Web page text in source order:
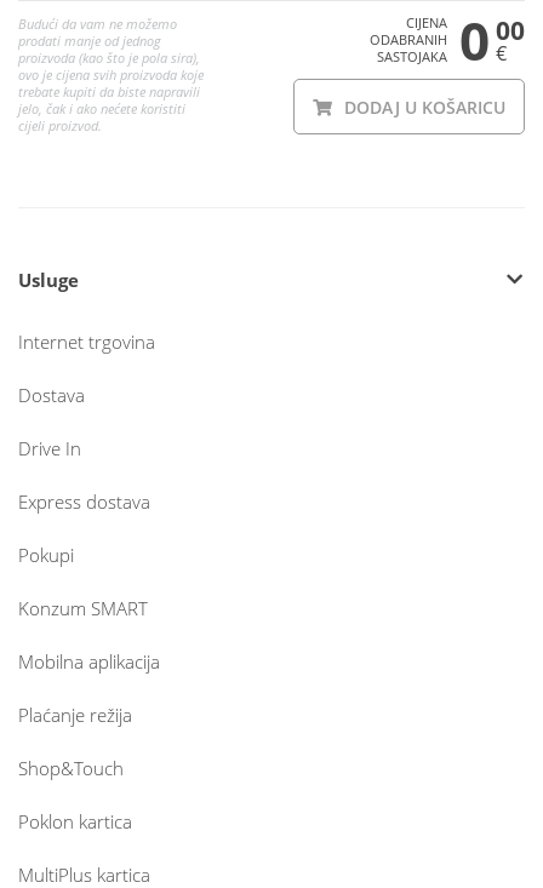
Budući da vam ne možemo
prodati manje od jednog
proizvoda (kao što je pola sira),
ovo je cijena svih proizvoda koje
trebate kupiti da biste napravili
jelo, čak i ako nećete koristiti
cijeli proizvod.
CIJENA
ODABRANIH
SASTOJAKA
0 00
€
DODAJ U KOŠARICU
Usluge
Internet trgovina
Dostava
Drive In
Express dostava
Pokupi
Konzum SMART
Mobilna aplikacija
Plaćanje režija
Shop&Touch
Poklon kartica
MultiPlus kartica